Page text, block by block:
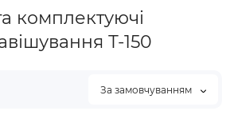
комплектуючі
Т-150
За замовчуванням